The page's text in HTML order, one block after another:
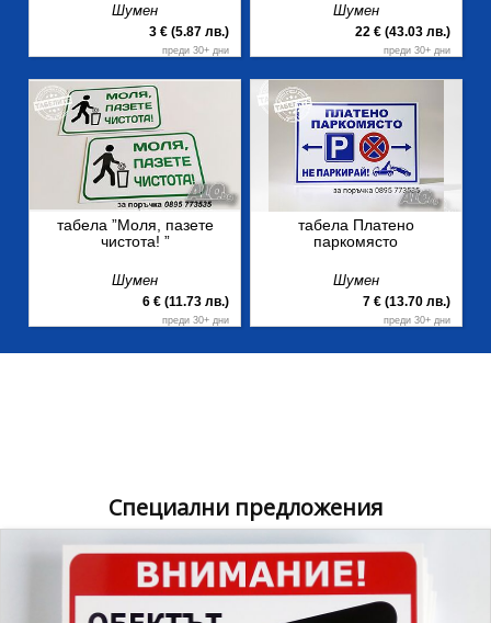
3 € (5.87 лв.)
преди 30+ дни
Шумен
22 € (43.03 лв.)
преди 30+ дни
Шумен
6 € (11.73 лв.)
преди 30+ дни
табела ”Моля, пазете
чистота! ”
Шумен
7 € (13.70 лв.)
преди 30+ дни
табела Платено
паркомясто
Шумен
22 € (43.03 лв.)
преди 30+ дни
Шумен
опасности
Шумен
Специални предложения